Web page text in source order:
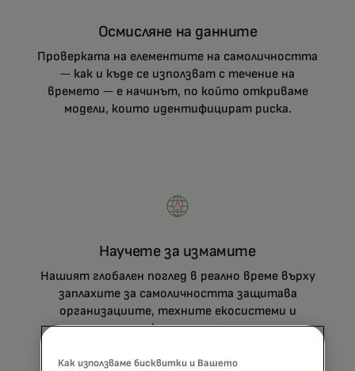
Осмисляне на данните
Проверката на елементите на самоличността
— как и къде се използват с течение на
времето — е начинът, по който откриваме
модели, които идентифицират риска.
Научете за измамите
Нашият глобален поглед в реално време върху
заплахите за самоличността защитава
организациите, техните екосистеми и
клиенти.
Как използваме бисквитки и Вашето